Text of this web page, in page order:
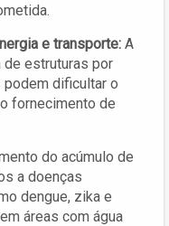
e transporte: A
de estruturas por
podem dificultar o
fornecimento de
do acúmulo de
a doenças
dengue, zika e
áreas com água